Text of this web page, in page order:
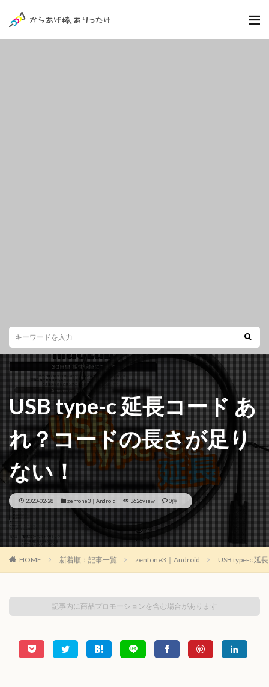
USB type-c 延長コード あ
れ？コードの長さが足り
ない！
2020-02-28 zenfone3｜Android 3626view 0件
HOME 新着順：記事一覧 zenfone3｜Android USB type-c 延
記事内に商品プロモーションを含む場合があります